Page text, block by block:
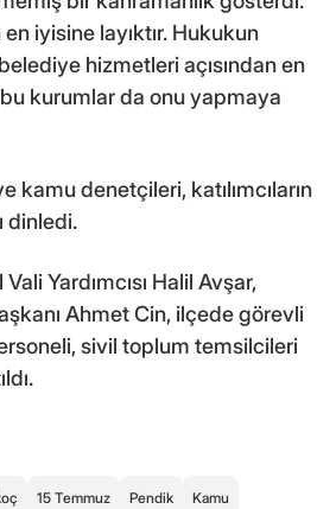
iyisine layıktır. Hukukun
hizmetleri açısından en
bu kurumlar da onu yapmaya
kamu denetçileri, katılımcıların
dinledi.
Yardımcısı Halil Avşar,
Ahmet Cin, ilçede görevli
sivil toplum temsilcileri
15 Temmuz Pendik Kamu